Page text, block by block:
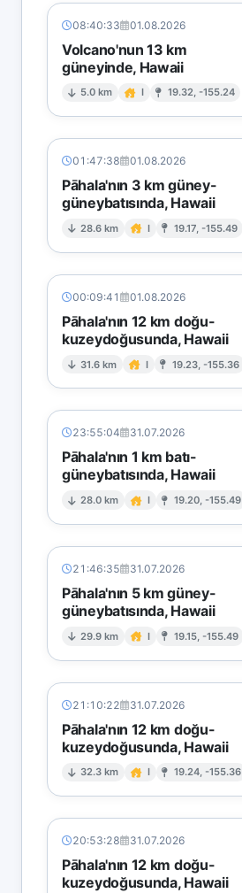
08:40:33 01.08.2026
Volcano'nun 13 km
güneyinde, Hawaii
5.0 km I 19.32, -155.24
01:47:38 01.08.2026
Pāhala'nın 3 km güney-
güneybatısında, Hawaii
28.6 km I 19.17, -155.49
00:09:41 01.08.2026
Pāhala'nın 12 km doğu-
kuzeydoğusunda, Hawaii
31.6 km I 19.23, -155.36
23:55:04 31.07.2026
Pāhala'nın 1 km batı-
güneybatısında, Hawaii
28.0 km I 19.20, -155.49
21:46:35 31.07.2026
Pāhala'nın 5 km güney-
güneybatısında, Hawaii
29.9 km I 19.15, -155.49
21:10:22 31.07.2026
Pāhala'nın 12 km doğu-
kuzeydoğusunda, Hawaii
32.3 km I 19.24, -155.36
20:53:28 31.07.2026
Pāhala'nın 12 km doğu-
kuzeydoğusunda, Hawaii